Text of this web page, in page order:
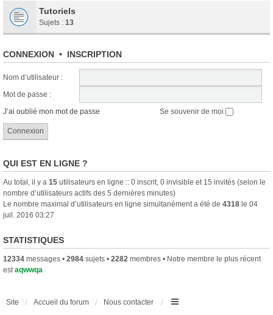
Tutoriels
Sujets : 13
CONNEXION • INSCRIPTION
Nom d’utilisateur :
Mot de passe :
J’ai oublié mon mot de passe
Se souvenir de moi
QUI EST EN LIGNE ?
Au total, il y a 15 utilisateurs en ligne :: 0 inscrit, 0 invisible et 15 invités (selon le
nombre d’utilisateurs actifs des 5 dernières minutes)
Le nombre maximal d’utilisateurs en ligne simultanément a été de 4318 le 04
juil. 2016 03:27
STATISTIQUES
12334 messages • 2984 sujets • 2282 membres • Notre membre le plus récent
est aqwwqa
Site Accueil du forum Nous contacter